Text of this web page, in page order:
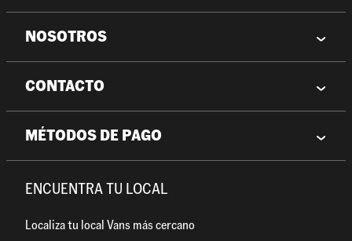
NOSOTROS
CONTACTO
MÉTODOS DE PAGO
ENCUENTRA TU LOCAL
Localiza tu local Vans más cercano